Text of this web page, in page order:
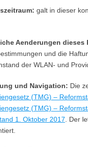
galt in dieser
Aenderungen dieses
und die
der WLAN- und
und Navigation: Die
(TMG) –
(TMG) –
1. Oktober 2017 . Der